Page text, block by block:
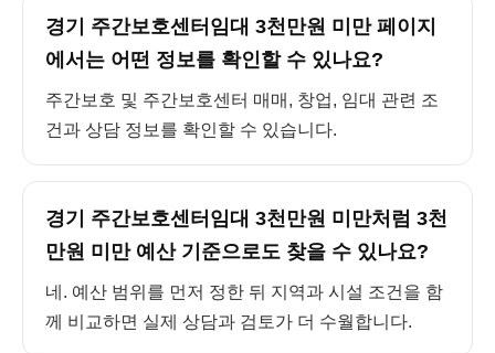
경기 주간보호센터임대 3천만원 미만 페이지
에서는 어떤 정보를 확인할 수 있나요?
주간보호 및 주간보호센터 매매, 창업, 임대 관련 조
건과 상담 정보를 확인할 수 있습니다.
경기 주간보호센터임대 3천만원 미만처럼 3천
만원 미만 예산 기준으로도 찾을 수 있나요?
네. 예산 범위를 먼저 정한 뒤 지역과 시설 조건을 함
께 비교하면 실제 상담과 검토가 더 수월합니다.